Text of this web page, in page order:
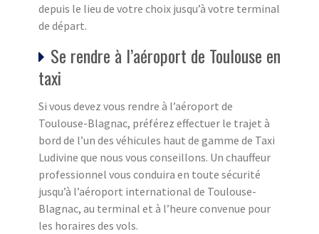
depuis le lieu de votre choix jusqu’à votre terminal
de départ.
Se rendre à l’aéroport de Toulouse en
taxi
Si vous devez vous rendre à l’aéroport de
Toulouse-Blagnac, préférez effectuer le trajet à
bord de l’un des véhicules haut de gamme de Taxi
Ludivine que nous vous conseillons. Un chauffeur
professionnel vous conduira en toute sécurité
jusqu’à l’aéroport international de Toulouse-
Blagnac, au terminal et à l’heure convenue pour
les horaires des vols.